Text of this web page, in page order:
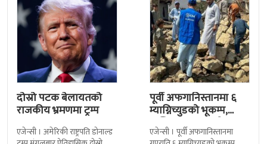
दोस्रो पटक बेलायतको
राजकीय भ्रमणमा ट्रम्प
एजेन्सी । अमेरिकी राष्ट्रपति डोनाल्ड
पूर्वी अफगानिस्तानमा ६
म्याग्निच्युडको भूकम्प,
कम्तिमा २० जनाको ज्यान
गयो
एजेन्सी । पूर्वी अफगानिस्तानमा